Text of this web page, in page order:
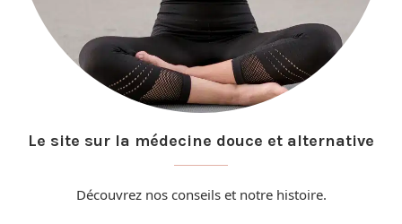
Le site sur la médecine douce et alternative
Découvrez nos conseils et notre histoire.